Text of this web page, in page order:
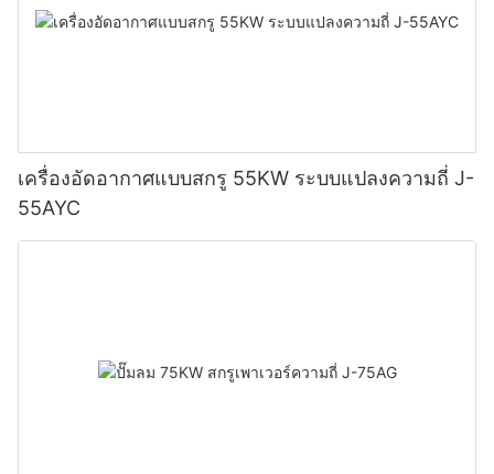
เครื่องอัดอากาศแบบสกรู 55KW ระบบแปลงความถี่ J-
55AYC